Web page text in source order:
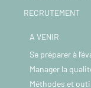
RECRUTEMENT
A VENIR
Se préparer à
Manager la
Méthodes et